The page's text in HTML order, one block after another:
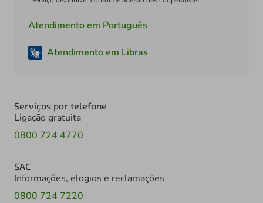
Atendimento em Português
Atendimento em Libras
Serviços por telefone
Ligação gratuita
0800 724 4770
SAC
Informações, elogios e reclamações
0800 724 7220